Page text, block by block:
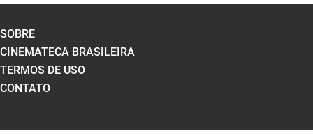
SOBRE
CINEMATECA BRASILEIRA
TERMOS DE USO
CONTATO